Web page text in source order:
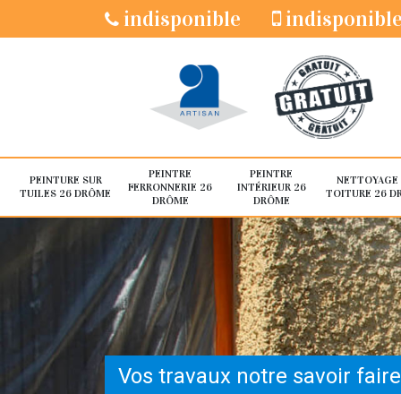
indisponible indisponible
PEINTURE SUR
TUILES 26 DRÔME
PEINTRE
FERRONNERIE 26
DRÔME
PEINTRE
INTÉRIEUR 26
DRÔME
NETTOYAGE
TOITURE 26
Vos travaux notre savoir faire